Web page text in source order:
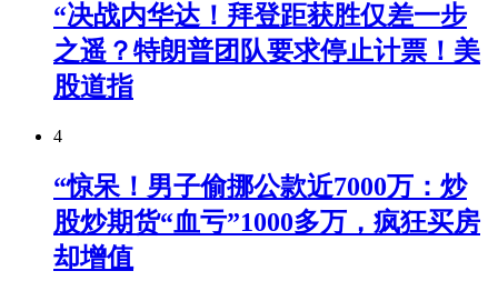
“决战内华达！拜登距获胜仅差一步
之遥？特朗普团队要求停止计票！美
股道指
4
“惊呆！男子偷挪公款近7000万：炒
股炒期货“血亏”1000多万，疯狂买房
却增值